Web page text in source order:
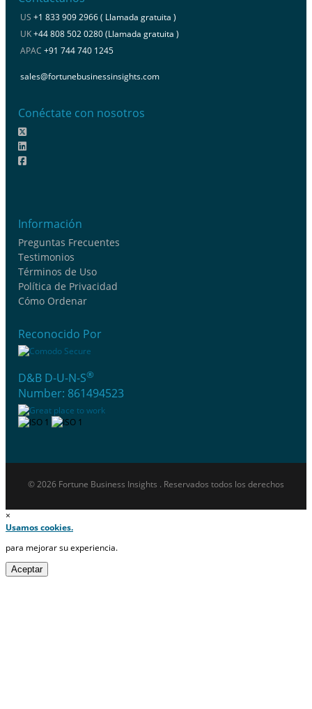
US +1 833 909 2966 ( Llamada gratuita )
UK+44 808 502 0280 (Llamada gratuita )
APAC +91 744 740 1245
sales@fortunebusinessinsights.com
Conéctate con nosotros
Información
Preguntas Frecuentes
Testimonios
Términos de Uso
Política de Privacidad
Cómo Ordenar
Reconocido Por
D&B D-U-N-S®
Number: 861494523
© 2026 Fortune Business Insights . Reservados todos los derechos
×
Usamos cookies.
para mejorar su experiencia.
Aceptar